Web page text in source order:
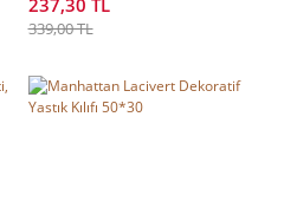
237,30 TL
339,00 TL